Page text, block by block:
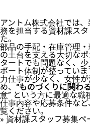
アントム株式会社では
務を担当する資材課ス
た。
部品の手配・在庫管理
の土台を支える大切な
タートでも問題なく、
ポート体制が整っていま
力仕事が少なく、女性
め、 “ものづくりに関わ
意” という方に最適な職
仕事内容や応募条件な
覧ください。
» 資材課スタッフ募集ペ